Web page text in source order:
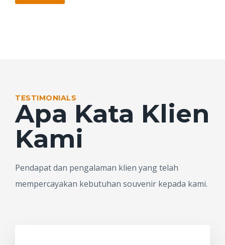
TESTIMONIALS
Apa Kata Klien
Kami
Pendapat dan pengalaman klien yang telah
mempercayakan kebutuhan souvenir kepada kami.